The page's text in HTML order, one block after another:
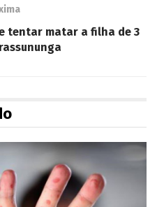
tentar matar a filha de 3